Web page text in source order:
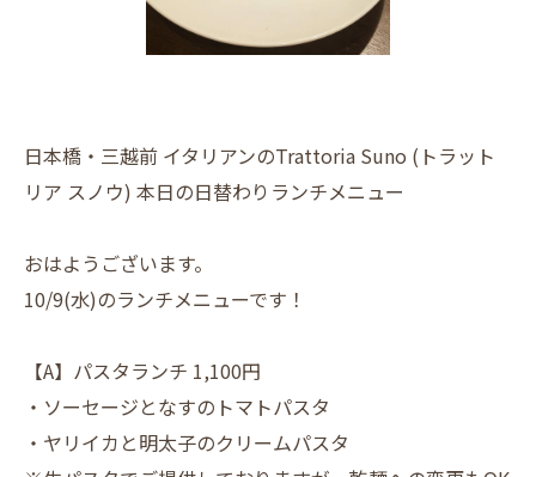
日本橋・三越前 イタリアンのTrattoria Suno (トラット
リア スノウ) 本日の日替わりランチメニュー
おはようございます。
10/9(水)のランチメニューです！
【A】パスタランチ 1,100円
・ソーセージとなすのトマトパスタ
・ヤリイカと明太子のクリームパスタ